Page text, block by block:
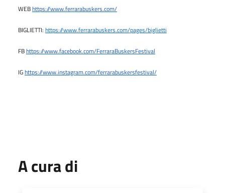
WEBhttps://www.ferrarabuskers.com/
BIGLIETTI: https://www.ferrarabuskers.com/pages/biglietti
FBhttps://www.facebook.com/FerraraBuskersFestival
IGhttps://www.instagram.com/ferrarabuskersfestival/
A cura di